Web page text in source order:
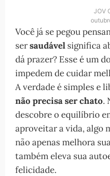
JOV
Você já se pegou
sersaudável significa
dá prazer? Esse é um
impedem de cuidar
A verdade é simples e
não precisa ser chato.
descobre o equilíbrio
aproveitar a vida, algo
não apenas melhora
também eleva sua
felicidade.